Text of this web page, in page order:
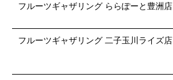
フルーツギャザリング ららぽーと豊洲店
フルーツギャザリング 二子玉川ライズ店